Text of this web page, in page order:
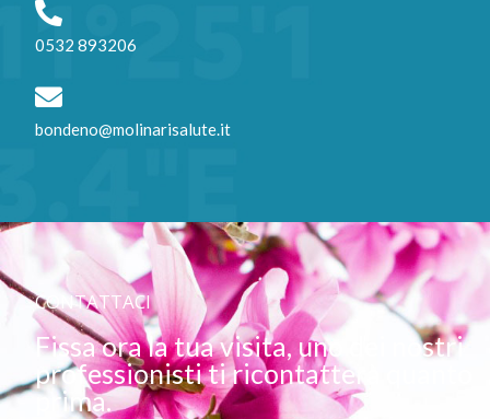
0532 893206
bondeno@molinarisalute.it
CONTATTACI
Fissa ora la tua visita, uno dei nostri
professionisti ti ricontatterà quanto
prima.